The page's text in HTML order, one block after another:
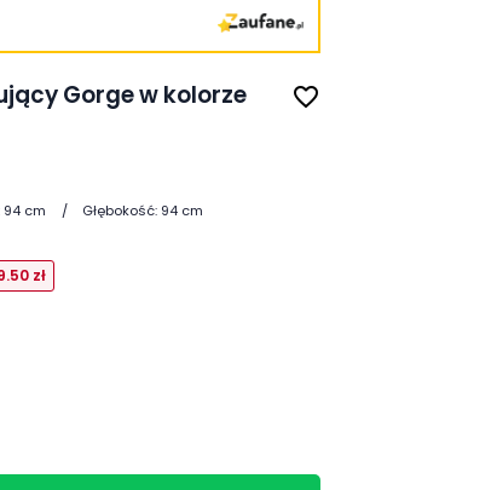
Gorge w kolorze
favorite_border
94 cm Głębokość: 94 cm
zł